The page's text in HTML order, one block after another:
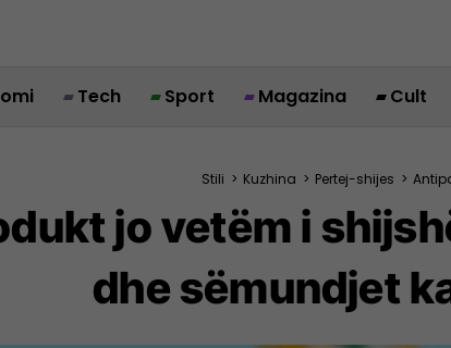
Tech Sport Magazina Cult
Stili > Kuzhina > Pertej-shijes >
jo vetëm i
dhe sëmundjet